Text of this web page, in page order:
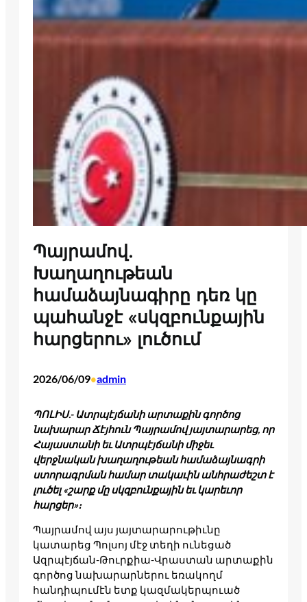
Պայրամով.
Խաղաղութեան
համաձայնագիրը դեռ կը
պահանջէ «սկզբունքային
հարցերու» լուծում
2026/06/09•admin
ՊՈԼԻՍ.- Ատրպէյճանի արտաքին գործոց
նախարար Ճէյհուն Պայրամով յայտարարեց, որ
Հայաստանի եւ Ատրպէյճանի միջեւ
վերջնական խաղաղութեան համաձայնագրի
ստորագրման համար տակաւին անհրաժեշտ է
լուծել «շարք մը սկզբունքային եւ կարեւոր
հարցեր»։
Պայրամով այս յայտարարութիւնը
կատարեց Պոլսոյ մէջ տեղի ունեցած
Ազրպէյճան-Թուրքիա-Վրաստան արտաքին
գործոց նախարարներու եռակողմ
հանդիպումէն ետք կազմակերպուած